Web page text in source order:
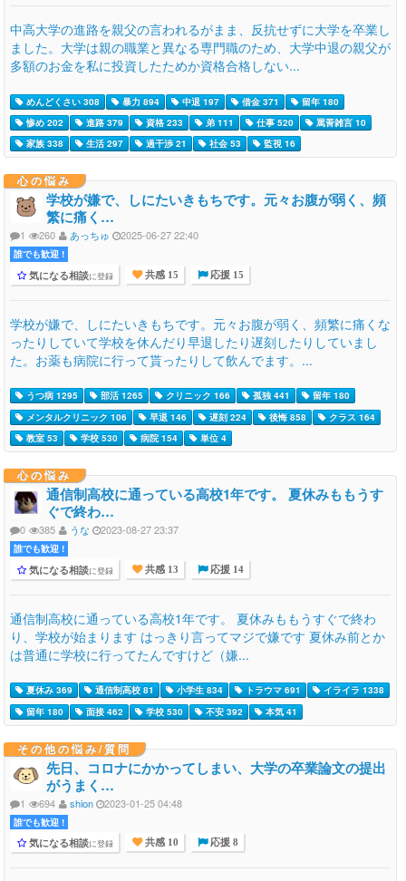
中高大学の進路を親父の言われるがまま、反抗せずに大学を卒業し
ました。大学は親の職業と異なる専門職のため、大学中退の親父が
多額のお金を私に投資したためか資格合格しない...
めんどくさい 308 暴力 894 中退 197 借金 371
留年 180
惨め 202
進路 379 資格 233 弟 111 仕事 520
罵詈雑言 10
家族 338
生活 297 過干渉 21 社会 53 監視 16
心の悩み
学校が嫌で、しにたいきもちです。元々お腹が弱く、頻
繁に痛く…
1 260 あっちゅ 2025-06-27 22:40
誰でも歓迎 !
気になる相談に登録 共感 15 応援 15
学校が嫌で、しにたいきもちです。元々お腹が弱く、頻繁に痛くな
ったりしていて学校を休んだり早退したり遅刻したりしていまし
た。お薬も病院に行って貰ったりして飲んでます。...
うつ病 1295 部活 1265 クリニック 166 孤独 441
留年 180
メンタルクリニック 106
早退 146 遅刻 224 後悔 858
クラス 164
教室 53
学校 530 病院 154 単位 4
心の悩み
通信制高校に通っている高校1年です。 夏休みももうす
ぐで終わ…
0 385 うな 2023-08-27 23:37
誰でも歓迎 !
気になる相談に登録 共感 13 応援 14
通信制高校に通っている高校1年です。 夏休みももうすぐで終わ
り、学校が始まります はっきり言ってマジで嫌です 夏休み前とか
は普通に学校に行ってたんですけど（嫌...
夏休み 369 通信制高校 81 小学生 834 トラウマ 691
イライラ 1338
留年 180
面接 462 学校 530 不安 392 本気 41
その他の悩み/質問
先日、コロナにかかってしまい、大学の卒業論文の提出
がうまく…
1 694 shion 2023-01-25 04:48
誰でも歓迎 !
気になる相談に登録 共感 10 応援 8